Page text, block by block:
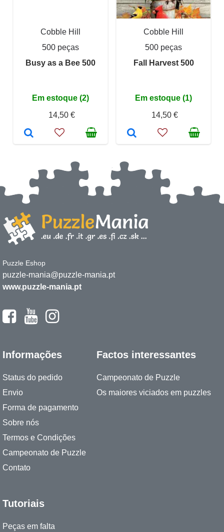
Cobble Hill
500 peças
Busy as a Bee 500
Em estoque (2)
14,50 €
Cobble Hill
500 peças
Fall Harvest 500
Em estoque (1)
14,50 €
Puzzle Eshop
puzzle-mania@puzzle-mania.pt
www.puzzle-mania.pt
Informações
Status do pedido
Envio
Forma de pagamento
Sobre nós
Termos e Condições
Campeonato de Puzzle
Contato
Factos interessantes
Campeonato de Puzzle
Os maiores viciados em puzzles
Tutoriais
Peças em falta